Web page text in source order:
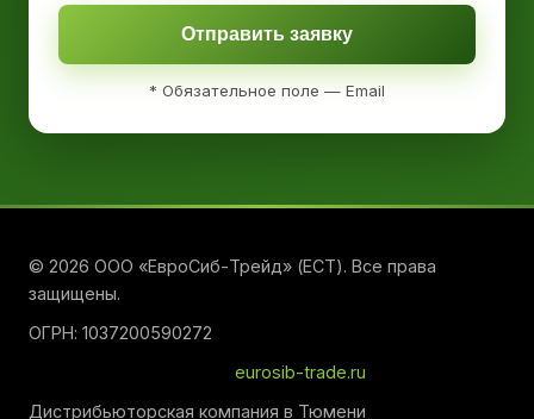
Отправить заявку
* Обязательное поле — Email
© 2026 ООО «ЕвроСиб-Трейд» (ЕСТ). Все права
защищены.
ОГРН: 1037200590272
eurosib-trade.ru
Дистрибьюторская компания в Тюмени